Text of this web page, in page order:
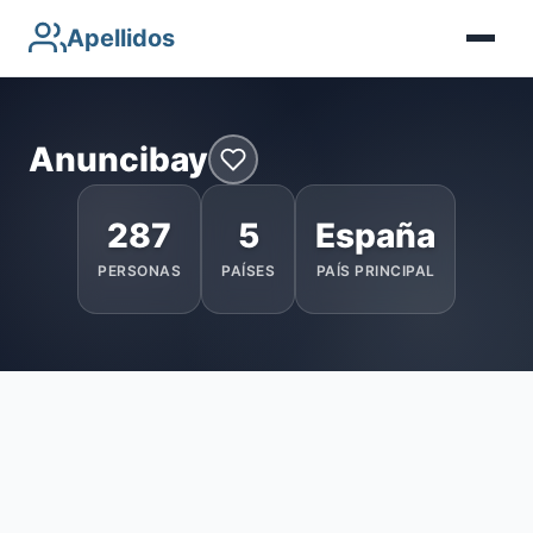
Apellidos
Anuncibay
287
PERSONAS
5
PAÍSES
España
PAÍS PRINCIPAL